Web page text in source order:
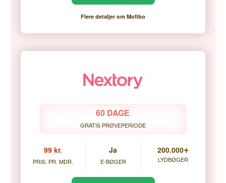
Flere detaljer om Mofibo
60 DAGE
GRATIS PRØVEPERIODE
99 kr.
PRIS. PR. MDR.
Ja
E-BØGER
200.000+
LYDBØGER